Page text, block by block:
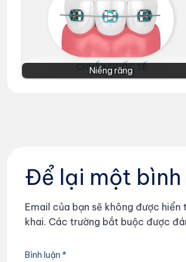
Niềng răng
Để lại một bình
Email của bạn sẽ không được hiển
khai. Các trường bắt buộc được
Bình luận *